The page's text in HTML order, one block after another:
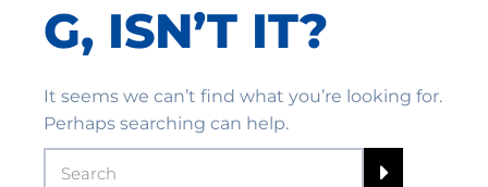
G, ISN’T IT?
It seems we can’t find what you’re looking for.
Perhaps searching can help.